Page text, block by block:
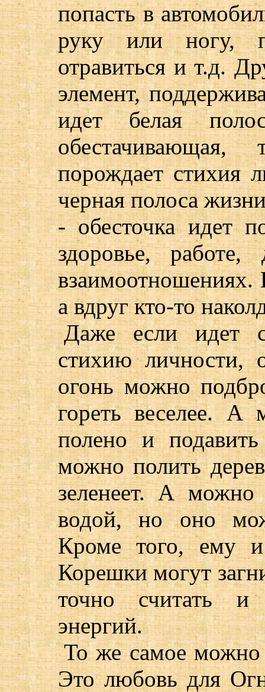
попасть в
руку или ногу,
отравиться и т.д.
элемент,
идет белая
порождает стихия
черная полоса
- обесточка идет
здоровье, работе,
а вдруг кто-то
Даже если идет
стихию личности,
огонь можно
гореть веселее. А
полено и
можно полить
зеленеет. А можно
водой, но оно
Кроме того, ему
Корешки могут
точно считать и
энергий.
То же самое можно
Это любовь для